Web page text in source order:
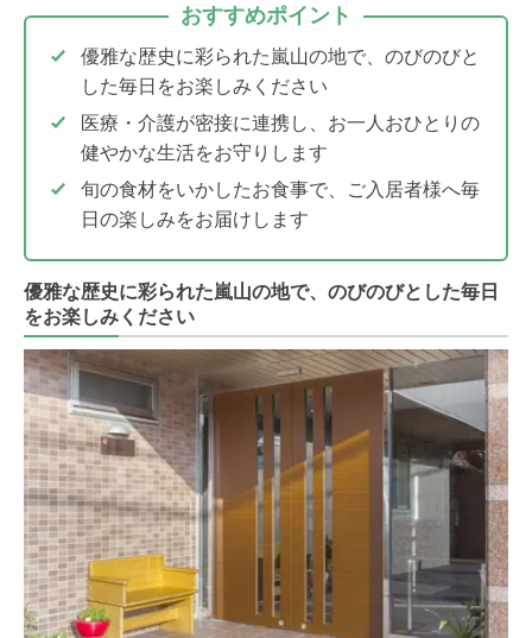
おすすめポイント
優雅な歴史に彩られた嵐山の地で、のびのびと
した毎日をお楽しみください
医療・介護が密接に連携し、お一人おひとりの
健やかな生活をお守りします
旬の食材をいかしたお食事で、ご入居者様へ毎
日の楽しみをお届けします
優雅な歴史に彩られた嵐山の地で、のびのびとした毎日
をお楽しみください